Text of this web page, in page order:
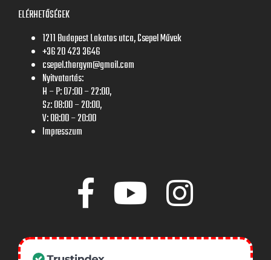
ELÉRHETŐSÉGEK
1211 Budapest Lakatos utca, Csepel Művek
+36 20 423 3646
csepel.thorgym@gmail.com
Nyitvatartás:
H – P: 07:00 – 22:00,
Sz: 08:00 – 20:00,
V: 08:00 – 20:00
Impresszum